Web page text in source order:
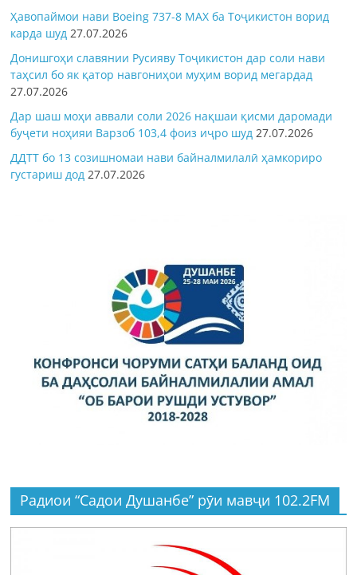
Ҳавопаймои нави Boeing 737-8 MAX ба Тоҷикистон ворид
карда шуд 27.07.2026
Донишгоҳи славянии Русияву Тоҷикистон дар соли нави
таҳсил бо як қатор навгониҳои муҳим ворид мегардад
27.07.2026
Дар шаш моҳи аввали соли 2026 нақшаи қисми даромади
буҷети ноҳияи Варзоб 103,4 фоиз иҷро шуд 27.07.2026
ДДТТ бо 13 созишномаи нави байналмилалӣ ҳамкориро
густариш дод 27.07.2026
Радиои “Садои Душанбе” рӯи мавҷи 102.2FM